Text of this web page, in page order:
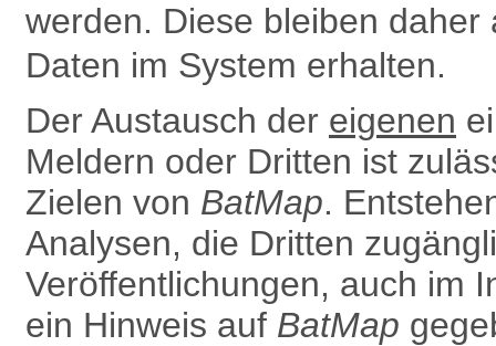
werden. Diese bleiben
Daten im System erhalten.
Der Austausch der eigenen
Meldern oder Dritten ist
Zielen von BatMap.
Analysen, die Dritten
Ver­öffentlichungen, auch im
ein Hinweis auf BatMap